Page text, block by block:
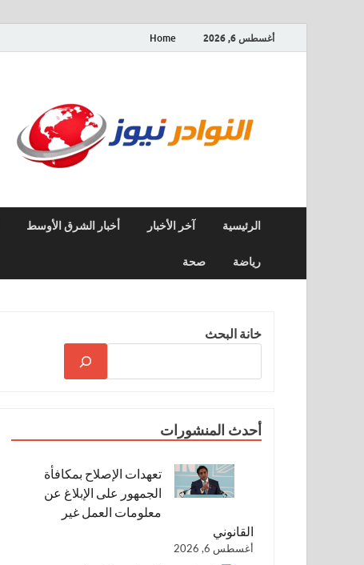
أغسطس 6, 2026 Home
الرئيسية آخر الأخبار أخبار الشرق الأوسط
رياضة صحة
خانة البحث
أحدث المنشورات
تعهدات الإصلاح بمكافأة
الجمهور على الإبلاغ عن
معلومات العمل غير
القانوني
أغسطس 6, 2026